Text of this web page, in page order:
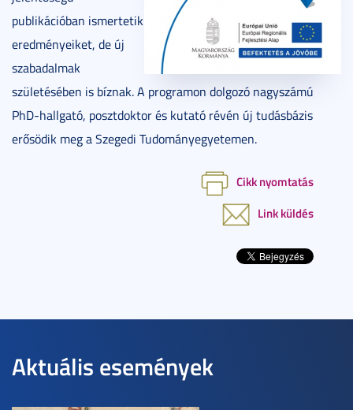
publikációban ismertetik
eredményeiket, de új
szabadalmak
születésében is bíznak. A programon dolgozó nagyszámú
PhD-hallgató, posztdoktor és kutató révén új tudásbázis
erősödik meg a Szegedi Tudományegyetemen.
Cikk nyomtatás
Link küldés
Aktuális események